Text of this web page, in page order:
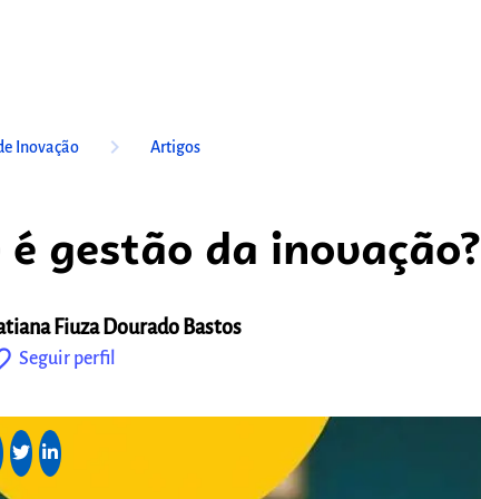
Inovação keyboard_arrow_right Artigos
é gestão da inovação?
Fiuza Dourado Bastos
Seguir perfil